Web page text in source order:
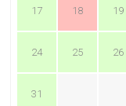
17 18 19
24 25 26
31